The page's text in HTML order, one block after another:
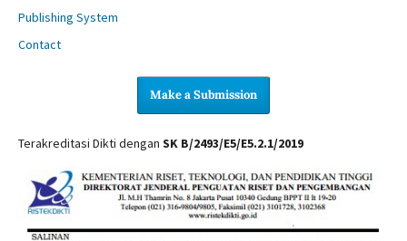
Publishing System
Contact
Make a Submission
Terakreditasi Dikti dengan SK B/2493/E5/E5.2.1/2019